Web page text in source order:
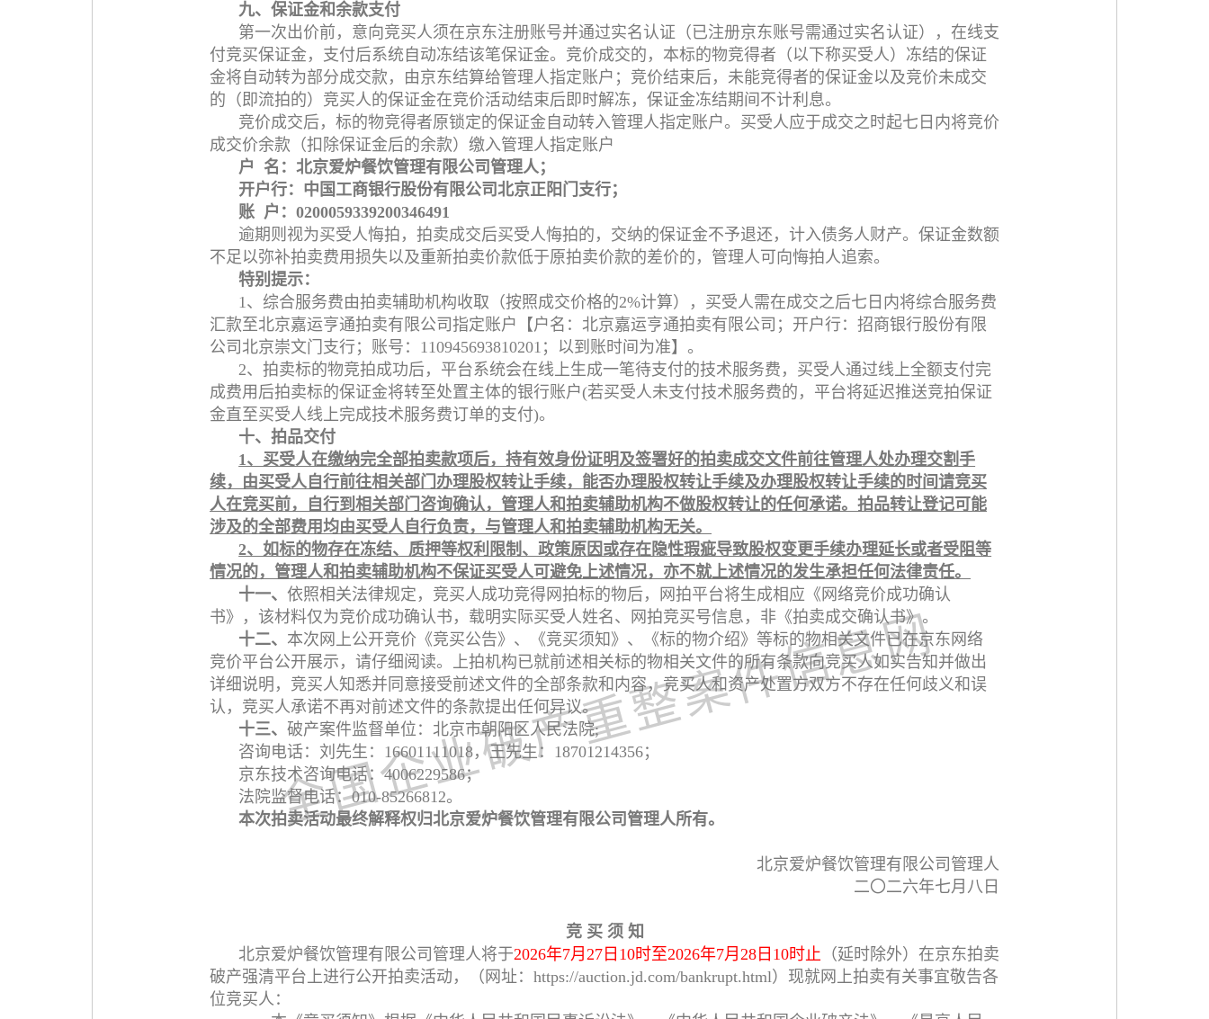
九、保证金和余款支付
第一次出价前，意向竞买人须在京东注册账号并通过实名认证（已注册京东账号需通过实名认证），在线支
付竞买保证金，支付后系统自动冻结该笔保证金。竞价成交的，本标的物竞得者（以下称买受人）冻结的保证
金将自动转为部分成交款，由京东结算给管理人指定账户；竞价结束后，未能竞得者的保证金以及竞价未成交
的（即流拍的）竞买人的保证金在竞价活动结束后即时解冻，保证金冻结期间不计利息。
竞价成交后，标的物竞得者原锁定的保证金自动转入管理人指定账户。买受人应于成交之时起七日内将竞价
成交价余款（扣除保证金后的余款）缴入管理人指定账户
户 名：北京爱炉餐饮管理有限公司管理人；
开户行：中国工商银行股份有限公司北京正阳门支行；
账 户：0200059339200346491
逾期则视为买受人悔拍，拍卖成交后买受人悔拍的，交纳的保证金不予退还，计入债务人财产。保证金数额
不足以弥补拍卖费用损失以及重新拍卖价款低于原拍卖价款的差价的，管理人可向悔拍人追索。
特别提示：
1、综合服务费由拍卖辅助机构收取（按照成交价格的2%计算），买受人需在成交之后七日内将综合服务费
汇款至北京嘉运亨通拍卖有限公司指定账户【户名：北京嘉运亨通拍卖有限公司；开户行：招商银行股份有限
公司北京崇文门支行；账号：110945693810201；以到账时间为准】。
2、拍卖标的物竞拍成功后，平台系统会在线上生成一笔待支付的技术服务费，买受人通过线上全额支付完
成费用后拍卖标的保证金将转至处置主体的银行账户(若买受人未支付技术服务费的，平台将延迟推送竞拍保证
金直至买受人线上完成技术服务费订单的支付)。
十、拍品交付
1、买受人在缴纳完全部拍卖款项后，持有效身份证明及签署好的拍卖成交文件前往管理人处办理交割手
续，由买受人自行前往相关部门办理股权转让手续，能否办理股权转让手续及办理股权转让手续的时间请竞买
人在竞买前，自行到相关部门咨询确认，管理人和拍卖辅助机构不做股权转让的任何承诺。拍品转让登记可能
涉及的全部费用均由买受人自行负责，与管理人和拍卖辅助机构无关。
2、如标的物存在冻结、质押等权利限制、政策原因或存在隐性瑕疵导致股权变更手续办理延长或者受阻等
情况的，管理人和拍卖辅助机构不保证买受人可避免上述情况，亦不就上述情况的发生承担任何法律责任。
十一、依照相关法律规定，竞买人成功竞得网拍标的物后，网拍平台将生成相应《网络竞价成功确认
书》，该材料仅为竞价成功确认书，载明实际买受人姓名、网拍竞买号信息，非《拍卖成交确认书》。
十二、 本次网上公开竞价《竞买公告》、《竞买须知》、《标的物介绍》等标的物相关文件已在京东网络
竞价平台公开展示，请仔细阅读。上拍机构已就前述相关标的物相关文件的所有条款向竞买人如实告知并做出
详细说明，竞买人知悉并同意接受前述文件的全部条款和内容，竞买人和资产处置方双方不存在任何歧义和误
认，竞买人承诺不再对前述文件的条款提出任何异议。
十三、破产案件监督单位：北京市朝阳区人民法院;
咨询电话：刘先生：16601111018，王先生：18701214356；
京东技术咨询电话：4006229586；
法院监督电话：010-85266812。
本次拍卖活动最终解释权归北京爱炉餐饮管理有限公司管理人所有。
北京爱炉餐饮管理有限公司管理人
二〇二六年七月八日
竞 买 须 知
北京爱炉餐饮管理有限公司管理人将于2026年7月27日10时至2026年7月28日10时止 （延时除外）在京东拍卖
破产强清平台上进行公开拍卖活动，（网址：https://auction.jd.com/bankrupt.html）现就网上拍卖有关事宜敬告各
位竞买人：